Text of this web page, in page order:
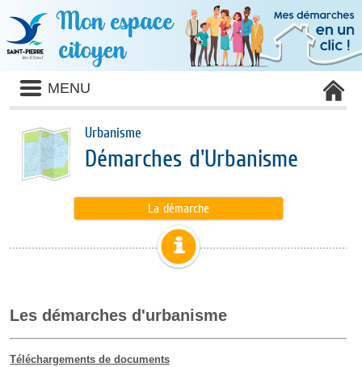
MENU
Urbanisme
Démarches d'Urbanisme
La démarche